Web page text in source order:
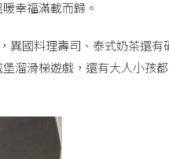
幸福滿載而歸。
異國料理壽司、泰式奶茶還有
溜滑梯遊戲，還有大人小孩都